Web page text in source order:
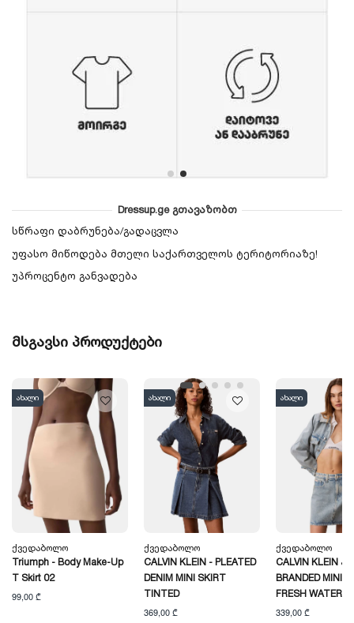
Dressup.ge გთავაზობთ
სწრაფი დაბრუნება/გადაცვლა
უფასო მიწოდება მთელი საქართველოს ტერიტორიაზე!
უპროცენტო განვადება
მსგავსი პროდუქტები
ახალი
Ქვედაბოლო
Triumph - Body Make-Up
T Skirt 02
99,00 ₾
ახალი
Ქვედაბოლო
CALVIN KLEIN - PLEATED
DENIM MINI SKIRT
TINTED
369,00 ₾
ახალი
Ქვედაბოლო
CALVIN KLEIN
BRANDED MINI
FRESH WATER
339,00 ₾